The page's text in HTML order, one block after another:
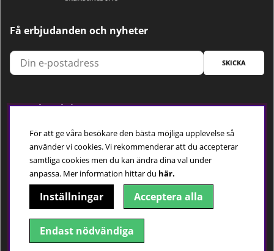
Få erbjudanden och nyheter
SKICKA
Trygg betalning
Följ oss
För att ge våra besökare den bästa möjliga upplevelse så
använder vi cookies. Vi rekommenderar att du accepterar
samtliga cookies men du kan ändra dina val under
anpassa. Mer information hittar du här.
Inställningar Acceptera alla
Endast nödvändiga